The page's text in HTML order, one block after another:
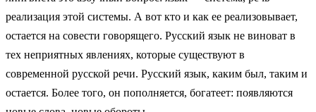
реализация этой системы. А вот кто и как ее реализовывает,
остается на совести говорящего. Русский язык не виноват в
тех неприятных явлениях, которые существуют в
современной русской речи. Русский язык, каким был, таким и
остается. Более того, он пополняется, богатеет: появляются